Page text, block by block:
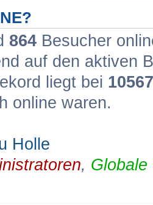
864 Besucher
auf den aktiven
liegt bei 10567
online waren.
Holle
, Globale